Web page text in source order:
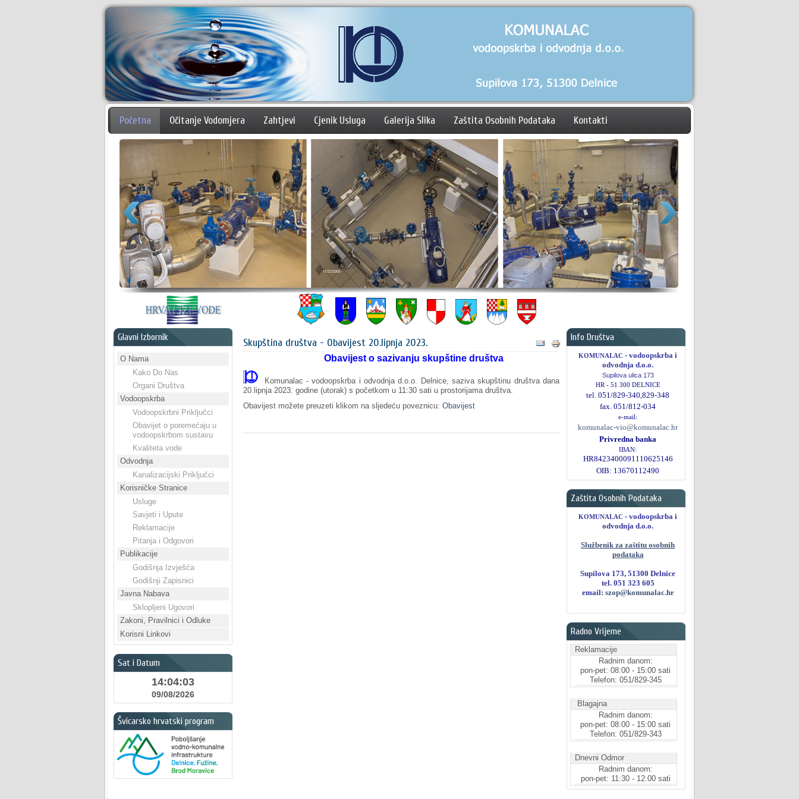
Početna Očitanje Vodomjera Zahtjevi Cjenik Usluga Galerija Slika Zaštita Osobnih Podataka Kontakti
Glavni Izbornik
O Nama
Kako Do Nas
Organi Društva
Vodoopskrba
Vodoopskrbni Priključci
Obavijet o poremećaju u
vodoopskrbom sustavu
Kvaliteta vode
Odvodnja
Kanalizacijski Priključci
Korisničke Stranice
Usluge
Savjeti i Upute
Reklamacije
Pitanja i Odgovori
Publikacije
Godišnja Izvješća
Godišnji Zapisnici
Javna Nabava
Sklopljeni Ugovori
Zakoni, Pravilnici i Odluke
Korisni Linkovi
Sat i Datum
14:04:04
09/08/2026
Švicarsko hrvatski program
Skupština društva - Obavijest 20.lipnja 2023.
Obavijest o sazivanju skupštine društva
Komunalac - vodoopskrba i odvodnja d.o.o. Delnice, saziva skupštinu društva dana
20.lipnja 2023. godine (utorak) s početkom u 11:30 sati u prostorijama društva.
Obavijest možete preuzeti klikom na sljedeću poveznicu: Obavijest
Info Društva
KOMUNALAC - vodoopskrba i
odvodnja d.o.o.
Supilova ulica 173
HR - 51 300 DELNICE
tel. 051/829-340,829-348
fax. 051/812-034
e-mail:
komunalac-vio@komunalac.hr
Privredna banka
IBAN:
HR8423400091110625146
OIB: 13670112490
Zaštita Osobnih Podataka
KOMUNALAC - vodoopskrba i
odvodnja d.o.o.
Službenik za zaštitu osobnih
podataka
Supilova 173, 51300 Delnice
tel. 051 323 605
email: szop@komunalac.hr
Radno Vrijeme
Reklamacije
Radnim danom:
pon-pet: 08:00 - 15:00 sati
Telefon: 051/829-345
Blagajna
Radnim danom:
pon-pet: 08:00 - 15:00 sati
Telefon: 051/829-343
Dnevni Odmor
Radnim danom:
pon-pet: 11:30 - 12:00 sati